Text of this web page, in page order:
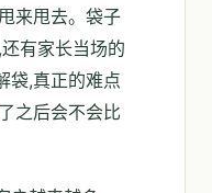
来甩去。袋子
有家长当场的
袋,真正的难点
之后会不会比